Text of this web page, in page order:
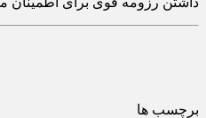
برچسب ها